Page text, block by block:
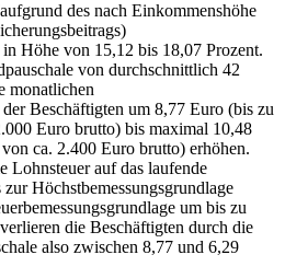
des nach Einkommenshöhe
Höhe von 15,12 bis 18,07 Prozent.
von durchschnittlich 42
monatlichen
Beschäftigten um 8,77 Euro (bis zu
Euro brutto) bis maximal 10,48
ca. 2.400 Euro brutto) erhöhen.
Lohnsteuer auf das laufende
Höchstbemessungsgrundlage
um bis zu
die Beschäftigten durch die
also zwischen 8,77 und 6,29